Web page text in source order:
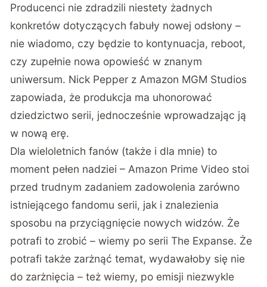
Producenci nie zdradzili niestety żadnych
konkretów dotyczących fabuły nowej odsłony –
nie wiadomo, czy będzie to kontynuacja, reboot,
czy zupełnie nowa opowieść w znanym
uniwersum. Nick Pepper z Amazon MGM Studios
zapowiada, że produkcja ma uhonorować
dziedzictwo serii, jednocześnie wprowadzając ją
w nową erę.
Dla wieloletnich fanów (także i dla mnie) to
moment pełen nadziei – Amazon Prime Video stoi
przed trudnym zadaniem zadowolenia zarówno
istniejącego fandomu serii, jak i znalezienia
sposobu na przyciągnięcie nowych widzów. Że
potrafi to zrobić – wiemy po serii The Expanse. Że
potrafi także zarżnąć temat, wydawałoby się nie
do zarżnięcia – też wiemy, po emisji niezwykle